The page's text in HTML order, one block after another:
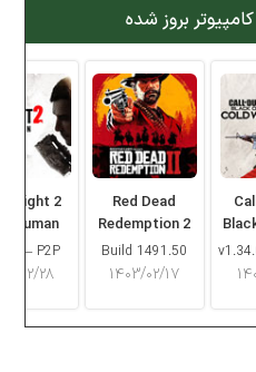
ما را در کانال رسمی دانلود در
بروز شده
Red Dead
Redemption 2
Build 1491.50
۱۴۰۳/۰۲/۱۷
Light 2
Human
– P2P
۱۴۰۳/